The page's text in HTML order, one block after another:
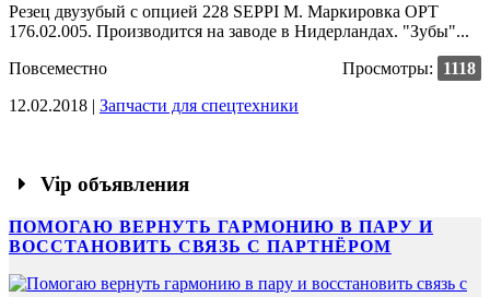
Резец двузубый с опцией 228 SEPPI M. Маркировка OPT
176.02.005. Производится на заводе в Нидерландах. "Зубы"...
Повсеместно
Просмотры:
1118
12.02.2018 | Запчасти для спецтехники
Vip объявления
ПОМОГАЮ ВЕРНУТЬ ГАРМОНИЮ В ПАРУ И
ВОССТАНОВИТЬ СВЯЗЬ С ПАРТНЁРОМ